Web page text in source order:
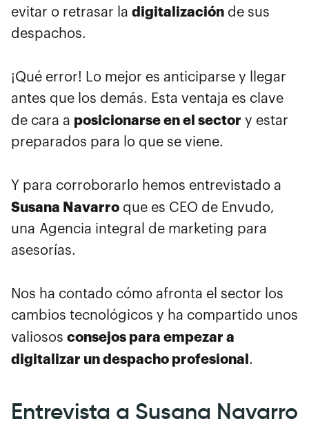
evitar o retrasar la digitalización de sus
despachos.
¡Qué error! Lo mejor es anticiparse y llegar
antes que los demás. Esta ventaja es clave
de cara a posicionarse en el sector y estar
preparados para lo que se viene.
Y para corroborarlo hemos entrevistado a
Susana Navarro que es CEO de Envudo,
una Agencia integral de marketing para
asesorías.
Nos ha contado cómo afronta el sector los
cambios tecnológicos y ha compartido unos
valiosos consejos para empezar a
digitalizar un despacho profesional .
Entrevista a Susana Navarro